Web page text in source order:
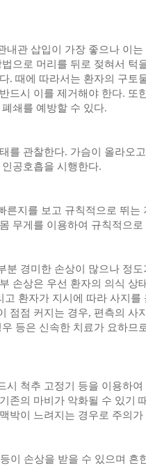
내관 삽입이 가장 좋으나 이
으로 머리를 뒤로 젖혀서 턱
. 때에 따라서는 환자의 구토
드시 이를 제거해야 한다. 또
쇄를 예방할 수 있다.
를 관찰한다. 가슴이 올라오
공호흡을 시행한다.
른지를 보고 규칙적으로 뛰
무게를 이용하여 규칙적으
분 경미한 손상이 많으나 정
손상은 우선 환자의 의식 상
고 환자가 지시에 따라 사지
점점 커지는 경우, 편측의 사
등은 신속한 치료가 요하므
시 척추 고정기 등을 이용하
존의 마비가 악화될 수 있기
박이 느려지는 경우로 주의가
이 손상을 받을 수 있으며 흔